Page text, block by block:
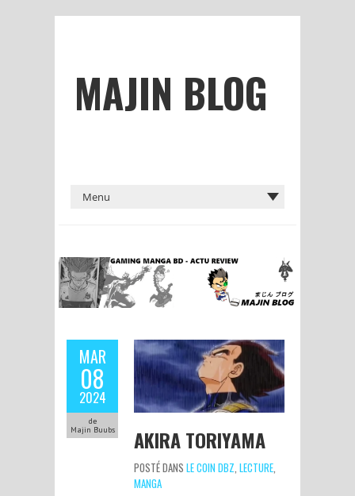
MAJIN BLOG
MAR
08
2024
de
Majin Buubs
AKIRA TORIYAMA
POSTÉ DANS LE COIN DBZ, LECTURE,
MANGA